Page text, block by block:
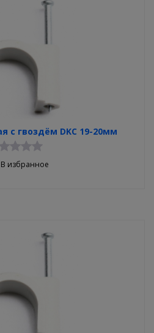
с гвоздём DKC 19-20мм
В избранное